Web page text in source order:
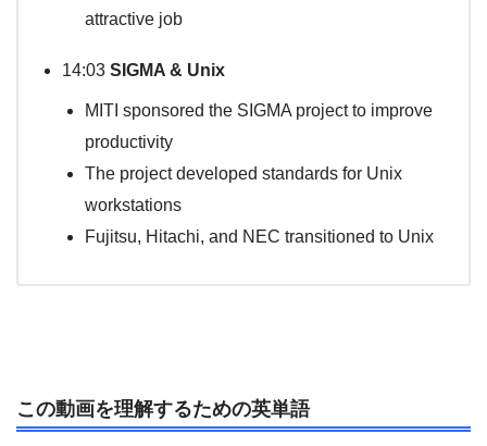
attractive job
14:03 SIGMA & Unix
MITI sponsored the SIGMA project to improve
productivity
The project developed standards for Unix
workstations
Fujitsu, Hitachi, and NEC transitioned to Unix
この動画を理解するための英単語